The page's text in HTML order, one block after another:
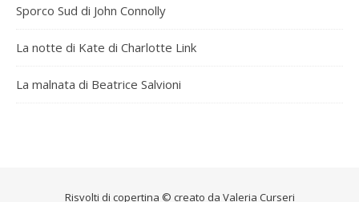
Sporco Sud di John Connolly
La notte di Kate di Charlotte Link
La malnata di Beatrice Salvioni
Risvolti di copertina © creato da Valeria Curseri